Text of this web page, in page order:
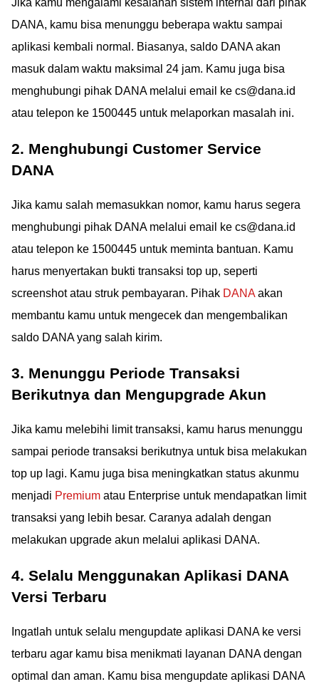
Jika kamu mengalami kesalahan sistem internal dari pihak
DANA, kamu bisa menunggu beberapa waktu sampai
aplikasi kembali normal. Biasanya, saldo DANA akan
masuk dalam waktu maksimal 24 jam. Kamu juga bisa
menghubungi pihak DANA melalui email ke cs@dana.id
atau telepon ke 1500445 untuk melaporkan masalah ini.
2. Menghubungi Customer Service
DANA
Jika kamu salah memasukkan nomor, kamu harus segera
menghubungi pihak DANA melalui email ke cs@dana.id
atau telepon ke 1500445 untuk meminta bantuan. Kamu
harus menyertakan bukti transaksi top up, seperti
screenshot atau struk pembayaran. Pihak DANA akan
membantu kamu untuk mengecek dan mengembalikan
saldo DANA yang salah kirim.
3. Menunggu Periode Transaksi
Berikutnya dan Mengupgrade Akun
Jika kamu melebihi limit transaksi, kamu harus menunggu
sampai periode transaksi berikutnya untuk bisa melakukan
top up lagi. Kamu juga bisa meningkatkan status akunmu
menjadi Premium atau Enterprise untuk mendapatkan limit
transaksi yang lebih besar. Caranya adalah dengan
melakukan upgrade akun melalui aplikasi DANA.
4. Selalu Menggunakan Aplikasi DANA
Versi Terbaru
Ingatlah untuk selalu mengupdate aplikasi DANA ke versi
terbaru agar kamu bisa menikmati layanan DANA dengan
optimal dan aman. Kamu bisa mengupdate aplikasi DANA